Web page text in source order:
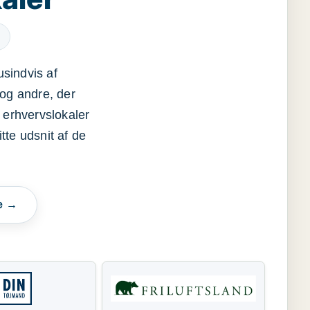
af
andre, der
udsnit af de
→